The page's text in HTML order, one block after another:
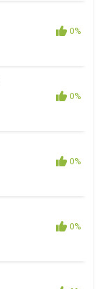
0%
0%
0%
0%